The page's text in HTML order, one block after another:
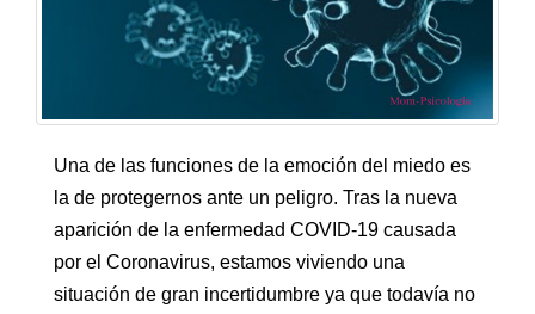
Una de las funciones de la emoción del miedo es
la de protegernos ante un peligro. Tras la nueva
aparición de la enfermedad COVID-19 causada
por el Coronavirus, estamos viviendo una
situación de gran incertidumbre ya que todavía no